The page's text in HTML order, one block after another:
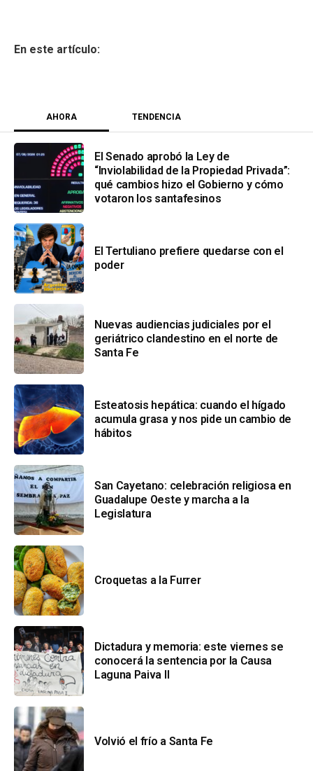
AHORA TENDENCIA
El Senado aprobó la Ley de
“Inviolabilidad de la Propiedad Privada”:
qué cambios hizo el Gobierno y cómo
votaron los santafesinos
El Tertuliano prefiere quedarse con el
poder
Nuevas audiencias judiciales por el
geriátrico clandestino en el norte de
Santa Fe
Esteatosis hepática: cuando el hígado
acumula grasa y nos pide un cambio de
hábitos
San Cayetano: celebración religiosa en
Guadalupe Oeste y marcha a la
Legislatura
Croquetas a la Furrer
Dictadura y memoria: este viernes se
conocerá la sentencia por la Causa
Laguna Paiva II
Volvió el frío a Santa Fe